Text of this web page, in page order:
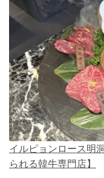
イルピョンロース明
られる韓牛専門店】